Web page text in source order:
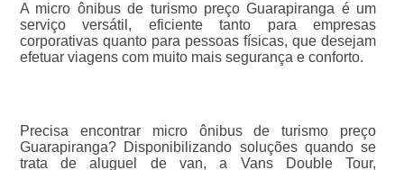
A micro ônibus de turismo preço Guarapiranga é um
serviço versátil, eficiente tanto para empresas
corporativas quanto para pessoas físicas, que desejam
efetuar viagens com muito mais segurança e conforto.
Precisa encontrar micro ônibus de turismo preço
Guarapiranga? Disponibilizando soluções quando se
trata de aluguel de van, a Vans Double Tour,